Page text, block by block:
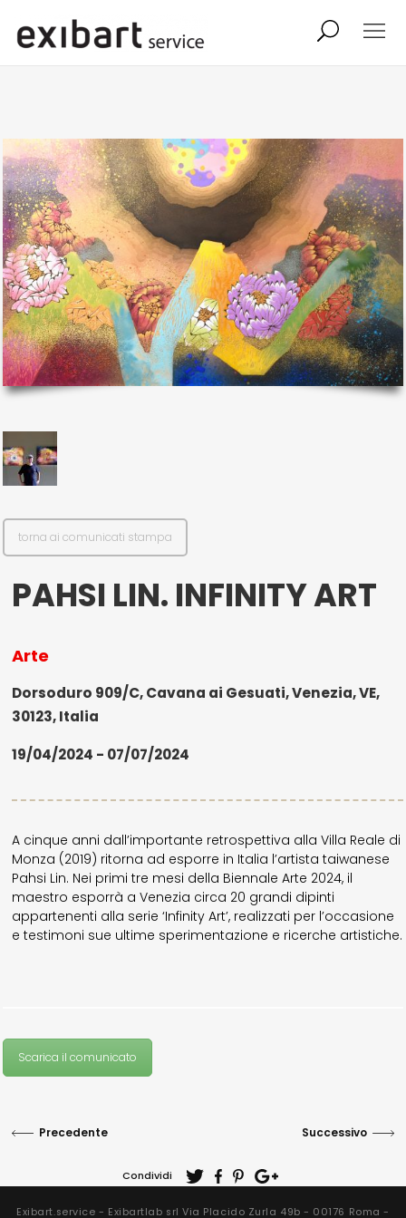
shop
abbonamento
onpaper digital
exibart team exibart.com
contatti
termini e condizioni
- P.IVA 14105351002
torna ai comunicati stampa
PAHSI LIN. INFINITY ART
Arte
Dorsoduro 909/C, Cavana ai Gesuati, Venezia, VE,
30123, Italia
19/04/2024 - 07/07/2024
A cinque anni dall’importante retrospettiva alla Villa Reale di
Monza (2019) ritorna ad esporre in Italia l’artista taiwanese
Pahsi Lin. Nei primi tre mesi della Biennale Arte 2024, il
maestro esporrà a Venezia circa 20 grandi dipinti
appartenenti alla serie ‘Infinity Art’, realizzati per l’occasione
e testimoni sue ultime sperimentazione e ricerche artistiche.
Scarica il comunicato
Precedente Successivo
Condividi
Exibart.service - Exibartlab srl Via Placido Zurla 49b - 00176 Roma -